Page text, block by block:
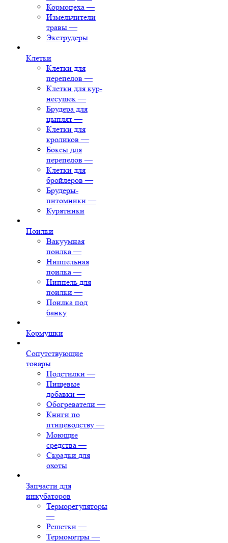
Кормоцеха —
Измельчители
травы —
Экструдеры
Клетки
Клетки для
перепелов —
Клетки для кур-
несушек —
Брудера для
цыплят —
Клетки для
кроликов —
Боксы для
перепелов —
Клетки для
бройлеров —
Брудеры-
питомники —
Курятники
Поилки
Вакуумная
поилка —
Ниппельная
поилка —
Ниппель для
поилки —
Поилка под
банку
Кормушки
Сопутствующие
товары
Подстилки —
Пищевые
добавки —
Обогреватели —
Книги по
птицеводству —
Моющие
средства —
Скрадки для
охоты
Запчасти для
инкубаторов
Терморегуляторы
—
Решетки —
Термометры —